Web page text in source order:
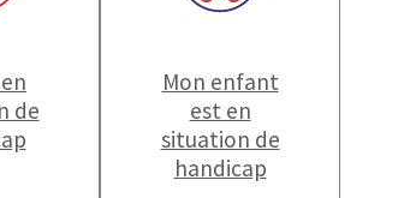
de
Mon enfant
est en
situation de
handicap